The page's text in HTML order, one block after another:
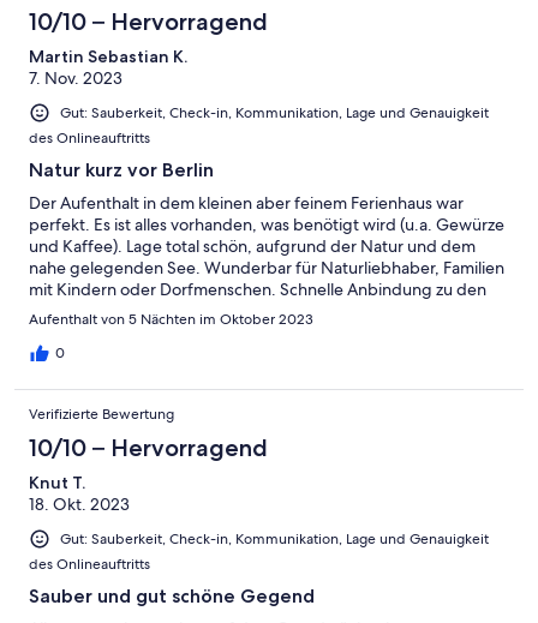
10/10 – Hervorragend
Martin Sebastian K.
7. Nov. 2023
Gut: Sauberkeit, Check-in, Kommunikation, Lage und Genauigkeit
des Onlineauftritts
Natur kurz vor Berlin
Der Aufenthalt in dem kleinen aber feinem Ferienhaus war
perfekt. Es ist alles vorhanden, was benötigt wird (u.a. Gewürze
und Kaffee). Lage total schön, aufgrund der Natur und dem
nahe gelegenden See. Wunderbar für Naturliebhaber, Familien
mit Kindern oder Dorfmenschen. Schnelle Anbindung zu den
Öffentlichkeiten und man braucht nicht lange nach Berlin rein.
Aufenthalt von 5 Nächten im Oktober 2023
0
Verifizierte Bewertung
10/10 – Hervorragend
Knut T.
18. Okt. 2023
Gut: Sauberkeit, Check-in, Kommunikation, Lage und Genauigkeit
des Onlineauftritts
Sauber und gut schöne Gegend